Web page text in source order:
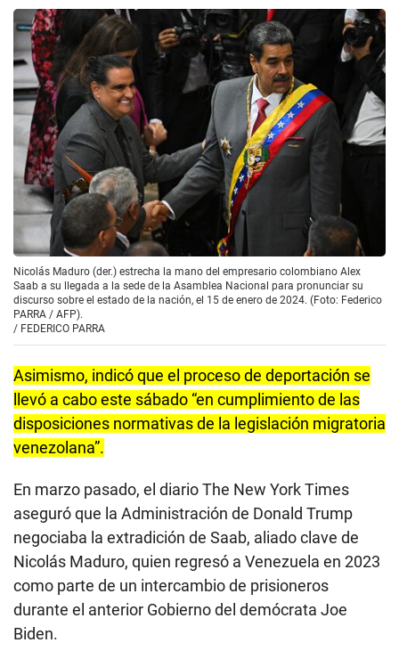
Nicolás Maduro (der.) estrecha la mano del empresario colombiano Alex
Saab a su llegada a la sede de la Asamblea Nacional para pronunciar su
discurso sobre el estado de la nación, el 15 de enero de 2024. (Foto: Federico
PARRA / AFP).
/ FEDERICO PARRA
Asimismo, indicó que el proceso de deportación se
llevó a cabo este sábado “en cumplimiento de las
disposiciones normativas de la legislación migratoria
venezolana”.
En marzo pasado, el diario The New York Times
aseguró que la Administración de Donald Trump
negociaba la extradición de Saab, aliado clave de
Nicolás Maduro, quien regresó a Venezuela en 2023
como parte de un intercambio de prisioneros
durante el anterior Gobierno del demócrata Joe
Biden.